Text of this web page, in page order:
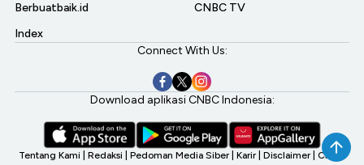
Berbuatbaik.id
Index
CNBC TV
Connect With Us:
Download aplikasi CNBC Indonesia:
Tentang Kami Redaksi Pedoman Media Siber Karir Disclaimer CNBC